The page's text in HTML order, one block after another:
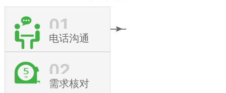
01
电话沟通
02
需求核对